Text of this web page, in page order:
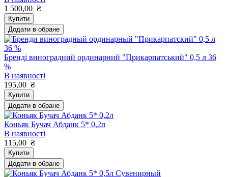
1 500,00 ₴
Купити
Додати в обране
Бренді виноградний ординарний "Прикарпатський" 0,5 л 36
%
В наявності
195,00 ₴
Купити
Додати в обране
Коньяк Бучач Абданк 5* 0,2л
В наявності
115,00 ₴
Купити
Додати в обране